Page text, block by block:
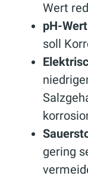
Wert
pH-Wert
soll
gering